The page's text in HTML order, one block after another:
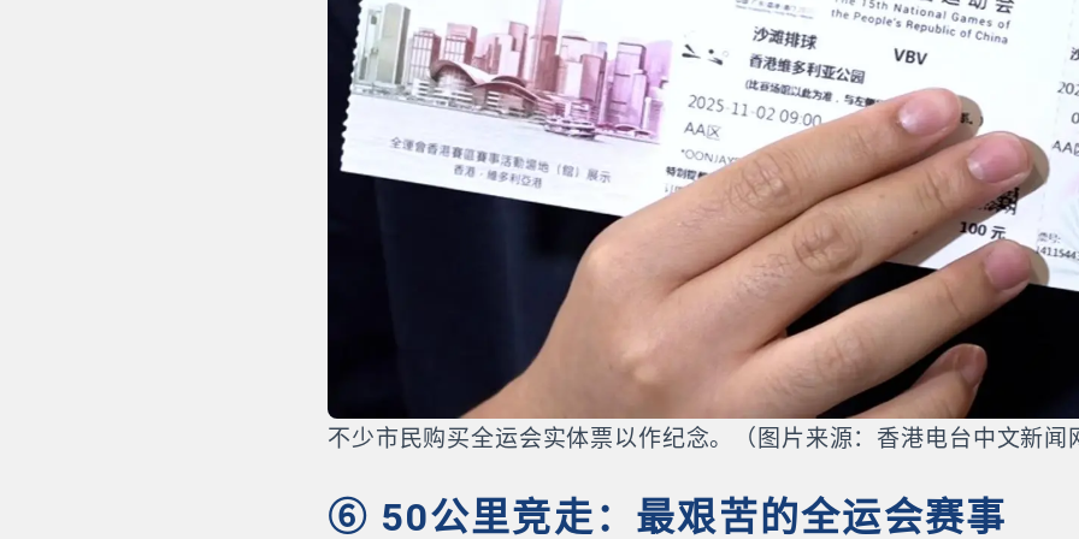
不少市民购买全运会实体票以作纪念。（图片来源：香港电台中文新闻
⑥ 50公里竞走：最艰苦的全运会赛事